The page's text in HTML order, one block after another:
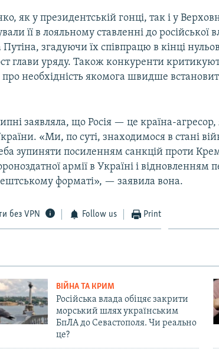
як у президентській гонці, так і у
її в лояльному ставленні до російської
згадуючи їх співпрацю в кінці
глави уряду. Також конкуренти
необхідність якомога швидше
заявляла, що Росія — це країна-агресор,
«Ми, по суті, знаходимося в стані
зупиняти посиленням санкцій проти
армії в Україні і відновленням
форматі», — заявила вона.
без VPN Follow us Print
ВІЙНА ТА КРИМ
Російська влада обіцяє закрити
морський шлях українським
БпЛА до Севастополя. Чи реально
це?